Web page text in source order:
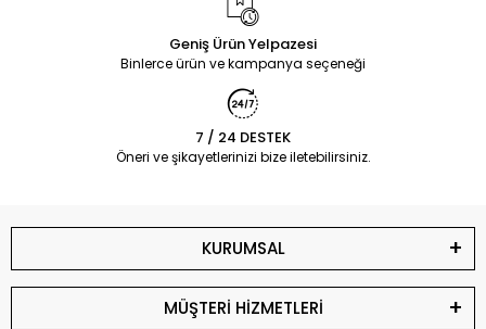
Geniş Ürün Yelpazesi
Binlerce ürün ve kampanya seçeneği
7 / 24 DESTEK
Öneri ve şikayetlerinizi bize iletebilirsiniz.
KURUMSAL
MÜŞTERİ HİZMETLERİ